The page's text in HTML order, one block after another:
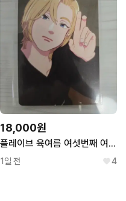
18,000원
플레이브 육여름 여섯번째 여름 MD 5만원 후드포카 노아 판매
1일 전 4